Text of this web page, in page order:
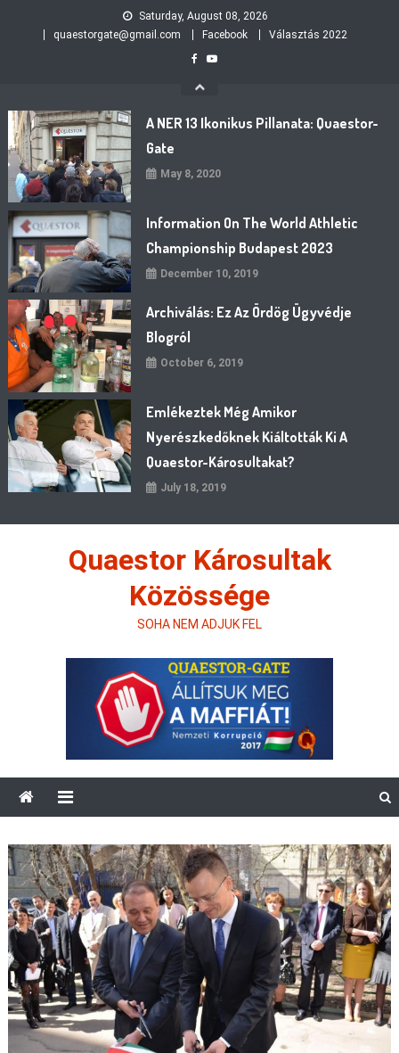
Saturday, August 08, 2026
quaestorgate@gmail.com
Facebook Választás 2022
A NER 13 Ikonikus Pillanata: Quaestor-
Gate
May 8, 2020
Information On The World Athletic
Championship Budapest 2023
December 10, 2019
Archiválás: Ez Az Ördög Ügyvédje
Blogról
October 6, 2019
Emlékeztek Még Amikor
Nyerészkedőknek Kiáltották Ki A
Quaestor-Károsultakat?
July 18, 2019
Quaestor Károsultak
Közössége
SOHA NEM ADJUK FEL